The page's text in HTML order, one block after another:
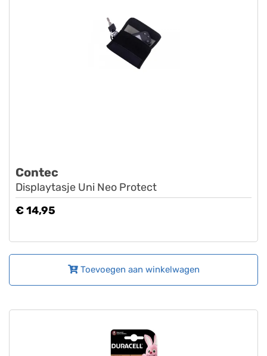
Contec
Displaytasje Uni Neo Protect
€ 14,95
Toevoegen aan winkelwagen